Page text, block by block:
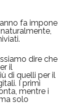
fa impone
dire che
il
di quelli per il
I primi
mentre i
solo